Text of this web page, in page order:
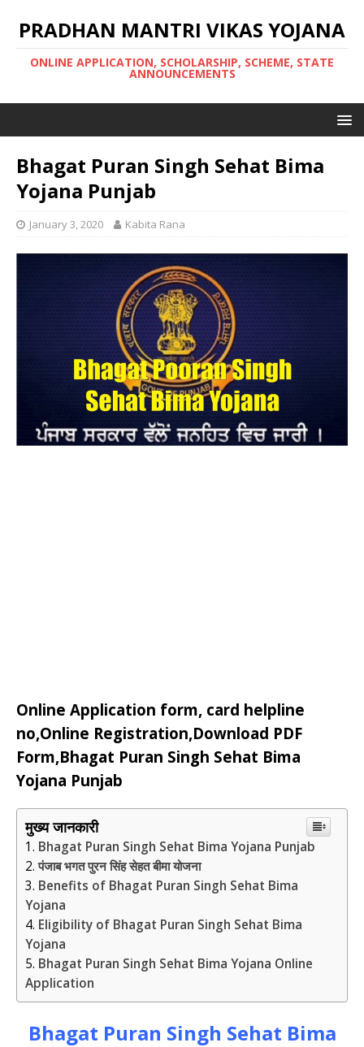
PRADHAN MANTRI VIKAS YOJANA
ONLINE APPLICATION, SCHOLARSHIP, SCHEME, STATE
ANNOUNCEMENTS
Bhagat Puran Singh Sehat Bima
Yojana Punjab
January 3, 2020 Kabita Rana
Online Application form, card helpline
no,Online Registration,Download PDF
Form,Bhagat Puran Singh Sehat Bima
Yojana Punjab
मुख्य जानकारी
Bhagat Puran Singh Sehat Bima Yojana Punjab
पंजाब भगत पुरन सिंह सेहत बीमा योजना
Benefits of Bhagat Puran Singh Sehat Bima
Yojana
Eligibility of Bhagat Puran Singh Sehat Bima
Yojana
Bhagat Puran Singh Sehat Bima Yojana Online
Application
Bhagat Puran Singh Sehat Bima